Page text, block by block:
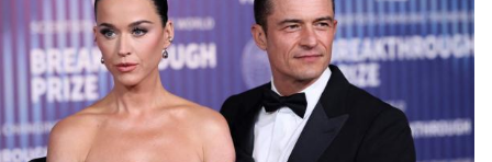
Untermenü
Untermenü
Untermenü